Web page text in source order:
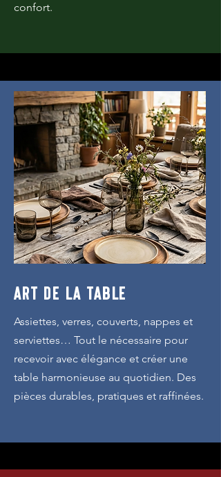
confort.
ART DE LA TABLE
Assiettes, verres, couverts, nappes et
serviettes… Tout le nécessaire pour
recevoir avec élégance et créer une
table harmonieuse au quotidien. Des
pièces durables, pratiques et raffinées.